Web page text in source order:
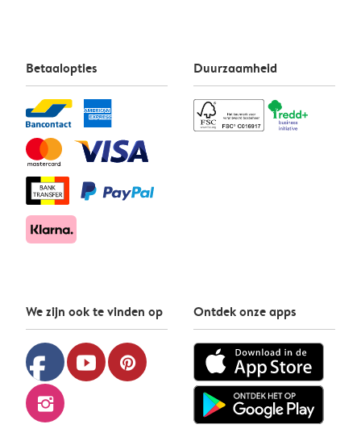
Betaalopties Duurzaamheid
We zijn ook te vinden op
facebook youtube pinterest
instagram
Ontdek onze apps